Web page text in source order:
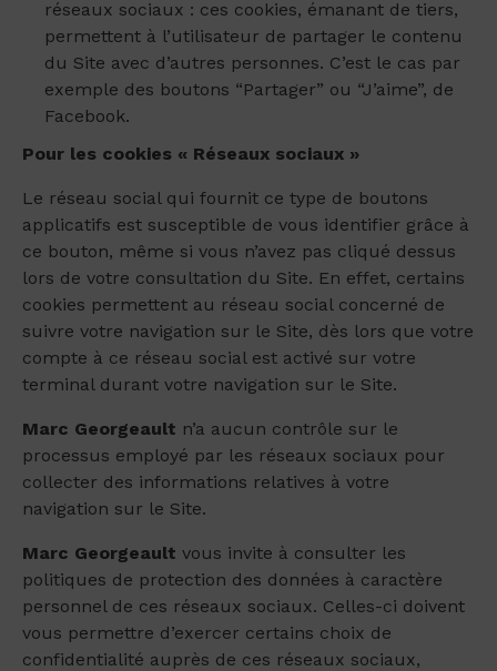
réseaux sociaux : ces cookies, émanant de tiers,
permettent à l’utilisateur de partager le contenu
du Site avec d’autres personnes. C’est le cas par
exemple des boutons “Partager” ou “J’aime”, de
Facebook.
Pour les cookies « Réseaux sociaux »
Le réseau social qui fournit ce type de boutons
applicatifs est susceptible de vous identifier grâce à
ce bouton, même si vous n’avez pas cliqué dessus
lors de votre consultation du Site. En effet, certains
cookies permettent au réseau social concerné de
suivre votre navigation sur le Site, dès lors que votre
compte à ce réseau social est activé sur votre
terminal durant votre navigation sur le Site.
Marc Georgeault n’a aucun contrôle sur le
processus employé par les réseaux sociaux pour
collecter des informations relatives à votre
navigation sur le Site.
Marc Georgeault vous invite à consulter les
politiques de protection des données à caractère
personnel de ces réseaux sociaux. Celles-ci doivent
vous permettre d’exercer certains choix de
confidentialité auprès de ces réseaux sociaux,